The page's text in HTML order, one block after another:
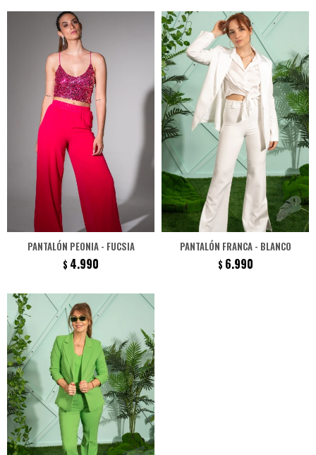
PANTALÓN PEONIA - FUCSIA
$ 4.990
PANTALÓN FRANCA - BLANCO
$ 6.990